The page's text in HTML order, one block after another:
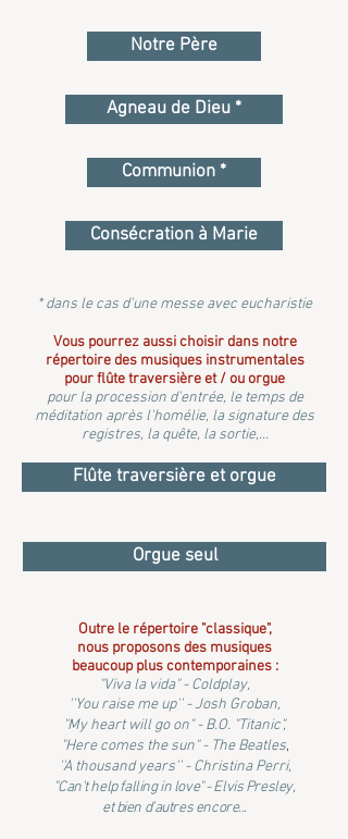
Notre Père
Agneau de Dieu *
Communion *
Consécration à Marie
* dans le cas d'une messe avec eucharistie
Vous pourrez aussi choisir dans notre
répertoire des musiques instrumentales
pour flûte traversière et / ou orgue
pour la procession d'entrée, le temps de
méditation après l'homélie, la signature des
registres, la quête, la sortie,...
Outre le répertoire "classique",
nous proposons des musiques
beaucoup plus contemporaines :
"Viva la vida" - Coldplay,
''You raise me up'' - Josh Groban,
"My heart will go on" - B.O. "Titanic",
"Here comes the sun" - The Beatles,
''A thousand years'' - Christina Perri,
"Can't help falling in love" - Elvis Presley,
et bien d'autres encore...
Flûte traversière et orgue
Orgue seul